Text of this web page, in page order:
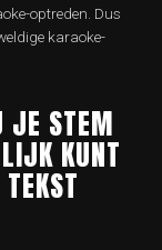
optreden. Dus
karaoke-
JE STEM
KUNT